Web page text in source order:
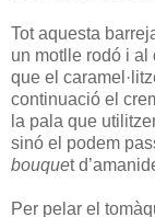
Tot aquesta
un motlle rodó i al
que el
continuació el
la pala que
sinó el podem
bouquet
Per pelar el